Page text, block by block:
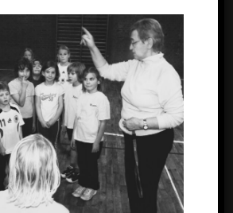
Kommentare
Archiv